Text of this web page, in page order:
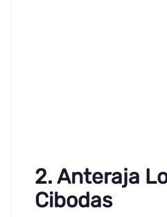
2. Anteraja
Cibodas